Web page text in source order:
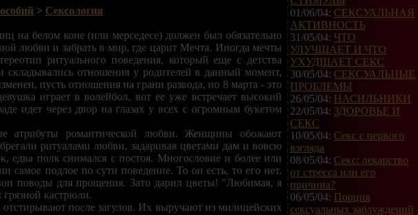
> Сексология
на белом коне (или мерседесе) должен был обязательно
любви и забрать в мир, где царит Мечта. Иногда мечты
ритуального поведения, который еще с детства
отношения у родителей в данный момент,
пусть отношения на грани развода, но 8 марта - это
играет в волейбол, вот ее уже встречает высокий
идет через двор на глазах у всех с огромным букетом
атрибуты романтической любви. Женщины обожают
ритуалами любви, задаривая цветами дам и вовсю
едва полк снимался с постоя. Многословие и более или
самое подлое по сути поведение. То он есть, то его нет.
поводы для прощения. Зато дарил цветы! "Любимая, я
грязной кастрюли.
после загулов. Их выручают из милицейских
01/06/04: СЕКСУАЛЬНАЯ
АКТИВНОСТЬ
31/05/04: ЧТО
УЛУЧШАЕТ И ЧТО
УХУДШАЕТ СЕКС
30/05/04: СЕКСУАЛЬНЫЕ
ПРОБЛЕМЫ
26/05/04: НАСИЛЬНИКИ
22/05/04: ЗДОРОВЬЕ И
СЕКС
10/05/04: Секс с первого
взгляда
08/05/04: Секс: лекарство
от стресса или его
причина?
06/05/04: Порция
сексуальных заблуждений